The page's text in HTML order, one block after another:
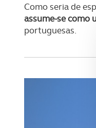
Como seria de
assume-se como
portuguesas.